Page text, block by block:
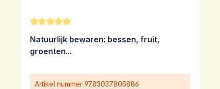
Gemiddelde waardering van 5 van 5 sterren
Natuurlijk bewaren: bessen, fruit,
groenten...
Artikel nummer 9783037805886